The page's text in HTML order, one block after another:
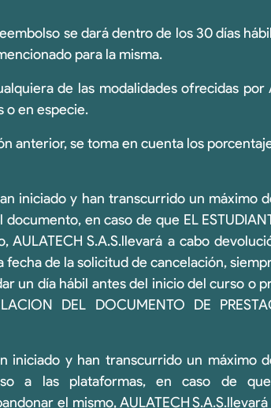
se dará dentro de los 30 días
para la misma.
de las modalidades ofrecidas por
o en especie.
anterior, se toma en cuenta los
iniciado y han transcurrido un máximo
en caso de que EL
AULATECH S.A.S.llevará a cabo
fecha de la solicitud de cancelación,
un día hábil antes del inicio del curso o
DEL DOCUMENTO DE
iniciado y han transcurrido un máximo
a las plataformas, en caso de que
el mismo, AULATECH